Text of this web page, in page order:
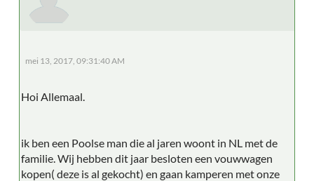
mei 13, 2017, 09:31:40 AM
Hoi Allemaal.
ik ben een Poolse man die al jaren woont in NL met de
familie. Wij hebben dit jaar besloten een vouwwagen
kopen( deze is al gekocht) en gaan kamperen met onze